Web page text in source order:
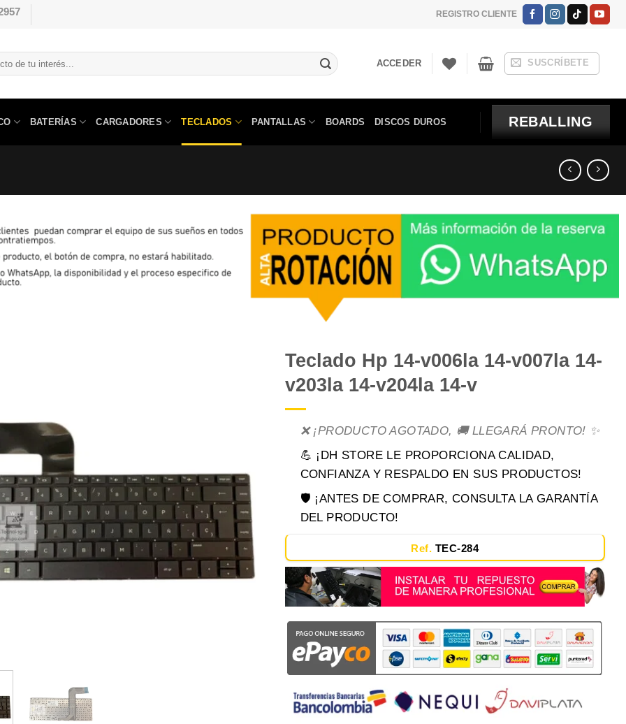
REGISTRO CLIENTE
ACCEDER SUSCRÍBETE
BATERÍAS CARGADORES TECLADOS PANTALLAS BOARDS DISCOS DUROS REBALLING
Teclado Hp 14-v006la 14-v007la 14-
v203la 14-v204la 14-v
❌ ¡PRODUCTO AGOTADO, 🚚 LLEGARÁ PRONTO! ✨
💪 ¡DH STORE LE PROPORCIONA CALIDAD,
CONFIANZA Y RESPALDO EN SUS PRODUCTOS!
🛡️ ¡ANTES DE COMPRAR, CONSULTA LA GARANTÍA
DEL PRODUCTO!
Ref. TEC-284